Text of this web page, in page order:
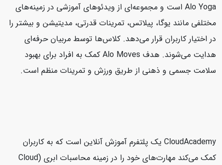
Alo Yoga است و مجموعه‌ای از ویدئوهای آموزشی در زمینه‌های
مختلفی مانند یوگا، پیلاتس، تمرینات قدرتی، مدیتیشن و بیشتر را
در اختیار کاربران قرار می‌دهد. کلاس‌ها توسط مربیان حرفه‌ای
هدایت می‌شوند. هدف Alo Moves کمک به افراد برای بهبود
سلامت جسمی و ذهنی از طریق ورزش و تمرینات منظم است.
CloudAcademy یک پلتفرم آموزش آنلاین است که به کاربران
کمک می‌کند مهارت‌های خود را در زمینه محاسبات ابری (Cloud